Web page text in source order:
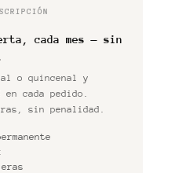
cada mes — sin
o quincenal y
en cada pedido.
sin penalidad.